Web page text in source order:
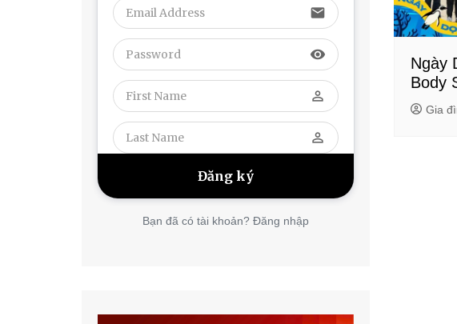
Ngày
Body
Gia
email
visibility
perm_identity
perm_identity
Bạn đã có tài khoản? Đăng nhập